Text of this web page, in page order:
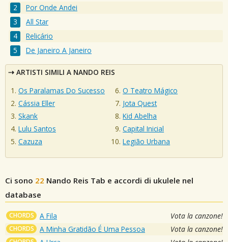
Por Onde Andei
All Star
Relicário
De Janeiro A Janeiro
ARTISTI SIMILI A NANDO REIS
Os Paralamas Do Sucesso
Cássia Eller
Skank
Lulu Santos
Cazuza
O Teatro Mágico
Jota Quest
Kid Abelha
Capital Inicial
Legião Urbana
Ci sono 22 Nando Reis Tab e accordi di ukulele nel
database
CHORDS A Fila Vota la canzone!
CHORDS A Minha Gratidão É Uma Pessoa Vota la canzone!